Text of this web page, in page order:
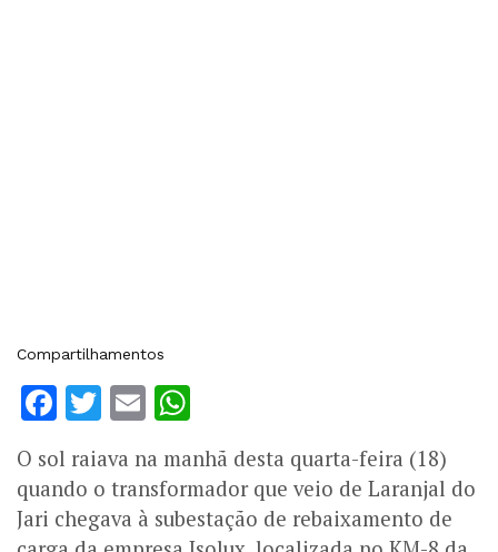
Compartilhamentos
Facebook
Twitter
Email
O sol raiava na manhã desta quarta-feira (18)
quando o transformador que veio de Laranjal do
Jari chegava à subestação de rebaixamento de